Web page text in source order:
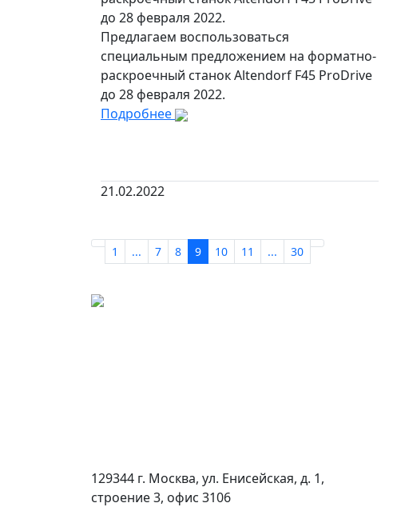
до 28 февраля 2022.
Предлагаем воспользоваться
специальным предложением на форматно-
раскроечный станок Altendorf F45 ProDrive
до 28 февраля 2022.
Подробнее
21.02.2022
1 ... 7 8 9 10 11 ... 30
129344 г. Москва, ул. Енисейская, д. 1,
строение 3, офис 3106